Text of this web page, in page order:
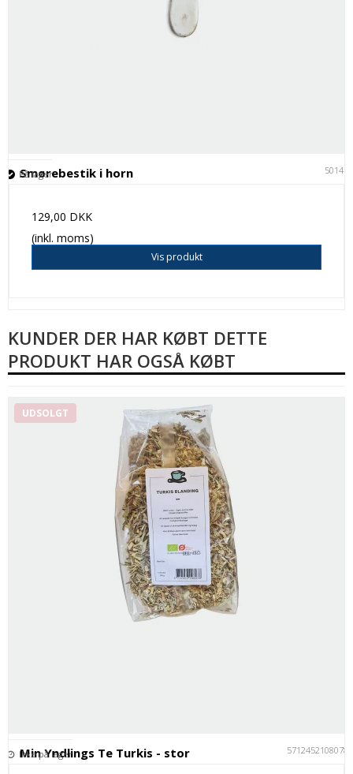
Smørebestik i horn 50141
På lager
129,00 DKK
(inkl. moms)
Vis produkt
KUNDER DER HAR KØBT DETTE
PRODUKT HAR OGSÅ KØBT
UDSOLGT
Min Yndlings Te Turkis - stor 5712452108078
Ikke på lager